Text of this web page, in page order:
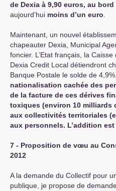
de Dexia à 9,90 euros, au bord
aujourd’hui moins d’un euro
Maintenant, un nouvel
chapeauter Dexia, Municipal
foncier. L’Etat français, la
Dexia Credit Local détiendront
Banque Postale le solde de 4,9%.
nationalisation cachée des
de la facture de ces dérives
toxiques (environ 10 milliards
aux collectivités territoriales
aux personnels. L’addition est
7 - Proposition de vœu au
2012
A la demande du Collectif pour
publique, je propose de